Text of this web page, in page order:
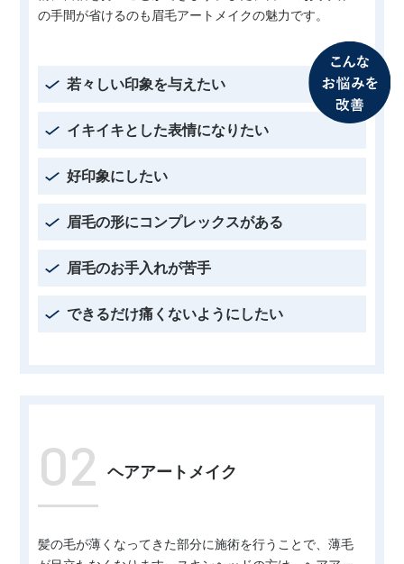
の手間が省けるのも眉毛アートメイクの魅力です。
若々しい印象を与えたい
イキイキとした表情になりたい
好印象にしたい
眉毛の形にコンプレックスがある
眉毛のお手入れが苦手
できるだけ痛くないようにしたい
02 ヘアアートメイク
髪の毛が薄くなってきた部分に施術を行うことで、薄毛